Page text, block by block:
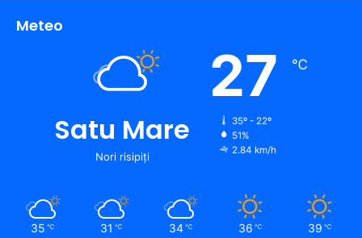
Meteo
Satu Mare
Nori risipiți
27 ℃
35º - 22º
51%
2.84 km/h
35 ℃ 31 ℃ 34 ℃ 36 ℃ 39 ℃